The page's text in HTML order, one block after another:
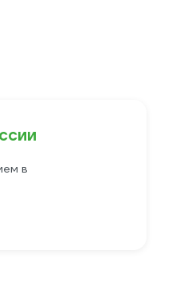
в